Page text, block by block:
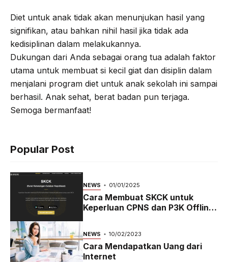
Diet untuk anak tidak akan menunjukan hasil yang
signifikan, atau bahkan nihil hasil jika tidak ada
kedisiplinan dalam melakukannya.
Dukungan dari Anda sebagai orang tua adalah faktor
utama untuk membuat si kecil giat dan disiplin dalam
menjalani program diet untuk anak sekolah ini sampai
berhasil. Anak sehat, berat badan pun terjaga.
Semoga bermanfaat!
Popular Post
NEWS 01/01/2025
Cara Membuat SKCK untuk
Keperluan CPNS dan P3K Offline
NEWS 10/02/2023
Cara Mendapatkan Uang dari
Internet